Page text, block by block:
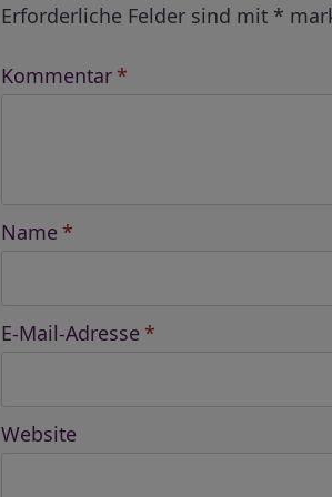
Erforderliche Felder sind mit *
Kommentar *
Name *
E-Mail-Adresse *
Website